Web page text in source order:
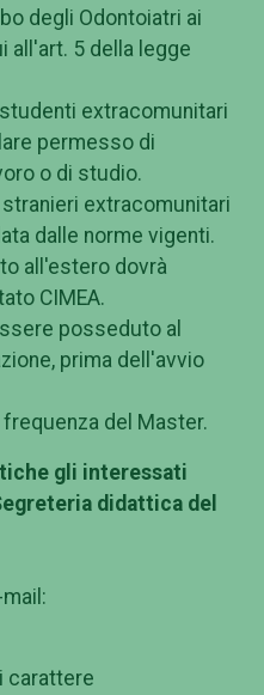
degli Odontoiatri ai
all'art. 5 della legge
extracomunitari
permesso di
o di studio.
extracomunitari
dalle norme vigenti.
all'estero dovrà
CIMEA.
posseduto al
prima dell'avvio
del Master.
gli interessati
didattica del
carattere